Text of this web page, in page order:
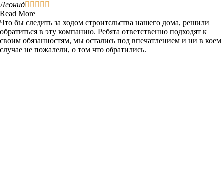
Леонид    
Read More
Что бы следить за ходом строительства нашего дома, решили
обратиться в эту компанию. Ребята ответственно подходят к
своим обязанностям, мы остались под впечатлением и ни в коем
случае не пожалели, о том что обратились.